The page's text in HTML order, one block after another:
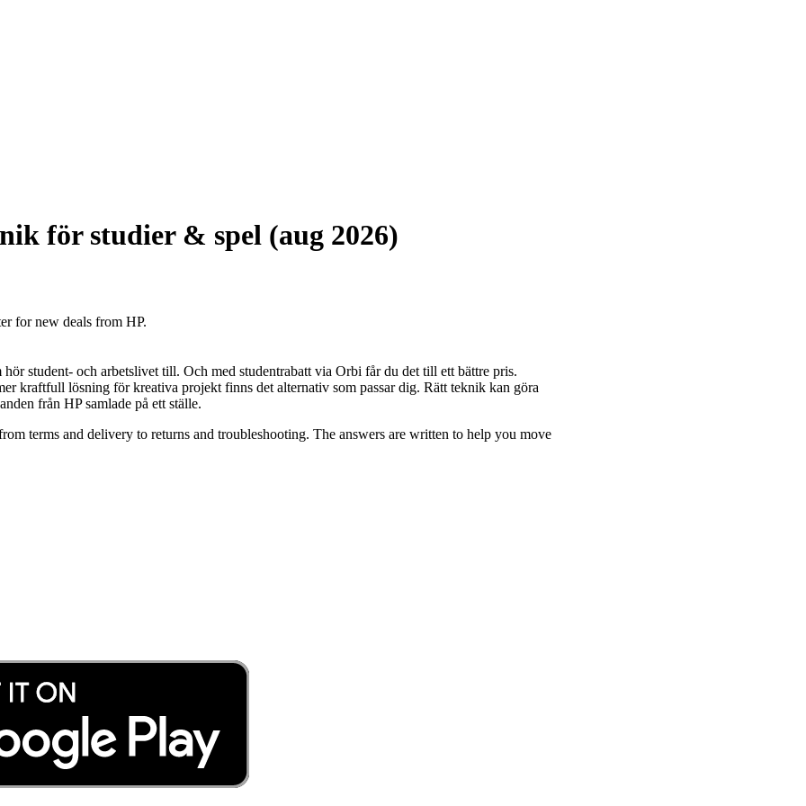
för studier & spel (aug 2026)
for new deals from HP.
student- och arbetslivet till. Och med studentrabatt via Orbi får du det till ett bättre pris.
kraftfull lösning för kreativa projekt finns det alternativ som passar dig. Rätt teknik kan göra
från HP samlade på ett ställe.
terms and delivery to returns and troubleshooting. The answers are written to help you move